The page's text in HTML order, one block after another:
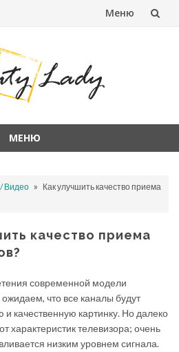
Меню
МЕНЮ
Видео » Как улучшить качество приема
качество приема
современной модели
что все каналы будут
и качественную картинку. Но далеко
характеристик телевизора; очень
низким уровнем сигнала.